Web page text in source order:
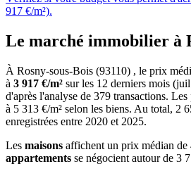
917 €/m²).
Le marché immobilier à
À Rosny-sous-Bois (93110) , le prix
à 3 917 €/m² sur les 12 derniers mois
d'après l'analyse de 379 transactions.
à 5 313 €/m² selon les biens. Au total, 2
enregistrées entre 2020 et 2025.
Les maisons affichent un prix médian de
appartements se négocient autour de 3